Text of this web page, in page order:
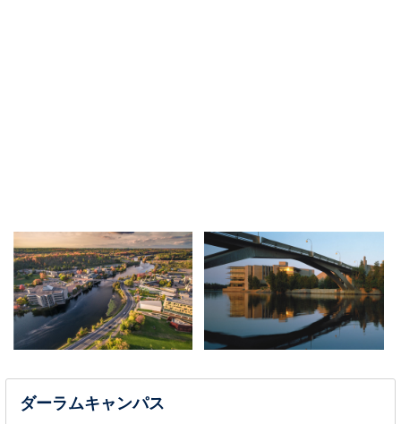
ダーラムキャンパス